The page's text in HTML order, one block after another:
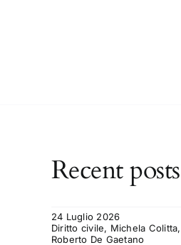
Recent posts
24 Luglio 2026
Diritto civile, Michela
Roberto De Gaetano